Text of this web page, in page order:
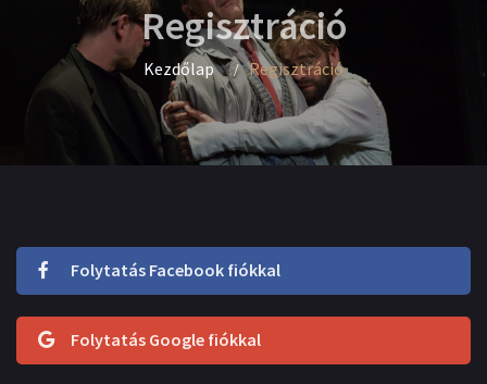
Regisztráció
Kezdőlap Regisztráció
Folytatás Facebook fiókkal
Folytatás Google fiókkal